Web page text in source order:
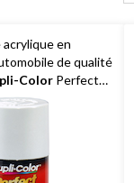
en
de qualité
ColorPerfect
227 g